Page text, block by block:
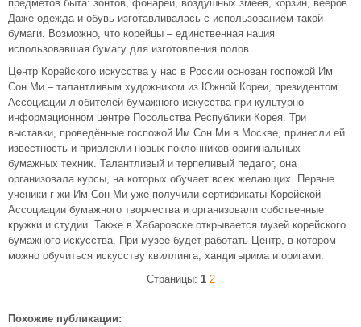
предметов быта: зонтов, фонарей, воздушных змеев, корзин, вееров.
Даже одежда и обувь изготавливалась с использованием такой
бумаги. Возможно, что корейцы – единственная нация
использовавшая бумагу для изготовления полов.
Центр Корейского искусства у нас в России основан госпожой Им
Сон Ми – талантливым художником из Южной Кореи, президентом
Ассоциации любителей бумажного искусства при культурно-
информационном центре Посольства Республики Корея. Три
выставки, проведённые госпожой Им Сон Ми в Москве, принесли ей
известность и привлекли новых поклонников оригинальных
бумажных техник. Талантливый и терпеливый педагог, она
организовала курсы, на которых обучает всех желающих. Первые
ученики г-жи Им Сон Ми уже получили сертификаты Корейской
Ассоциации бумажного творчества и организовали собственные
кружки и студии. Также в Хабаровске открывается музей корейского
бумажного искусства. При музее будет работать Центр, в котором
можно обучиться искусству квиллинга, хандигырима и оригами.
Страницы: 1 2
Похожие публикации: